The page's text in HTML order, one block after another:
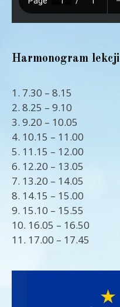
Harmonogram lekcji
1. 7.30 – 8.15
2. 8.25 – 9.10
3. 9.20 – 10.05
4. 10.15 – 11.00
5. 11.15 – 12.00
6. 12.20 – 13.05
7. 13.20 – 14.05
8. 14.15 – 15.00
9. 15.10 – 15.55
10. 16.05 – 16.50
11. 17.00 – 17.45